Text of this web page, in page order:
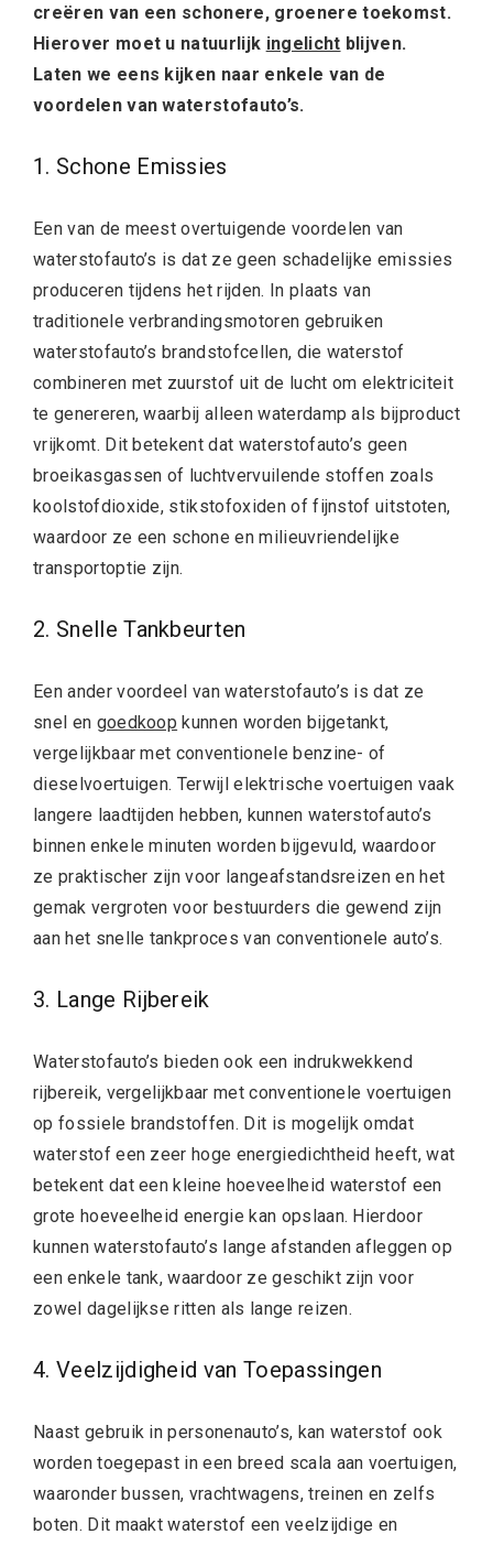
creëren van een schonere, groenere toekomst.
Hierover moet u natuurlijk ingelicht blijven.
Laten we eens kijken naar enkele van de
voordelen van waterstofauto’s.
1. Schone Emissies
Een van de meest overtuigende voordelen van
waterstofauto’s is dat ze geen schadelijke emissies
produceren tijdens het rijden. In plaats van
traditionele verbrandingsmotoren gebruiken
waterstofauto’s brandstofcellen, die waterstof
combineren met zuurstof uit de lucht om elektriciteit
te genereren, waarbij alleen waterdamp als bijproduct
vrijkomt. Dit betekent dat waterstofauto’s geen
broeikasgassen of luchtvervuilende stoffen zoals
koolstofdioxide, stikstofoxiden of fijnstof uitstoten,
waardoor ze een schone en milieuvriendelijke
transportoptie zijn.
2. Snelle Tankbeurten
Een ander voordeel van waterstofauto’s is dat ze
snel en goedkoop kunnen worden bijgetankt,
vergelijkbaar met conventionele benzine- of
dieselvoertuigen. Terwijl elektrische voertuigen vaak
langere laadtijden hebben, kunnen waterstofauto’s
binnen enkele minuten worden bijgevuld, waardoor
ze praktischer zijn voor langeafstandsreizen en het
gemak vergroten voor bestuurders die gewend zijn
aan het snelle tankproces van conventionele auto’s.
3. Lange Rijbereik
Waterstofauto’s bieden ook een indrukwekkend
rijbereik, vergelijkbaar met conventionele voertuigen
op fossiele brandstoffen. Dit is mogelijk omdat
waterstof een zeer hoge energiedichtheid heeft, wat
betekent dat een kleine hoeveelheid waterstof een
grote hoeveelheid energie kan opslaan. Hierdoor
kunnen waterstofauto’s lange afstanden afleggen op
een enkele tank, waardoor ze geschikt zijn voor
zowel dagelijkse ritten als lange reizen.
4. Veelzijdigheid van Toepassingen
Naast gebruik in personenauto’s, kan waterstof ook
worden toegepast in een breed scala aan voertuigen,
waaronder bussen, vrachtwagens, treinen en zelfs
boten. Dit maakt waterstof een veelzijdige en